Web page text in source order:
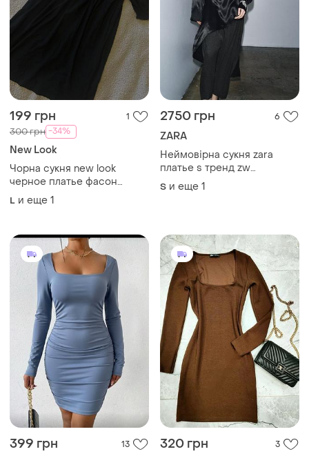
199 грн 1
300 грн -34%
New Look
Чорна сукня new look
черное платье фасон
тренд
L и еще 1
2750 грн 6
ZARA
Неймовірна сукня zara
платье s тренд zw
collection
S и еще 1
399 грн 13 320 грн 3